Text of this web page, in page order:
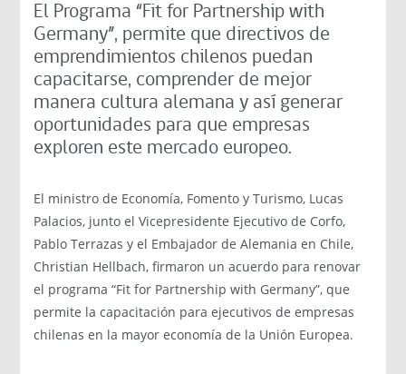
El Programa “Fit for Partnership with
Germany”, permite que directivos de
emprendimientos chilenos puedan
capacitarse, comprender de mejor
manera cultura alemana y así generar
oportunidades para que empresas
exploren este mercado europeo.
El ministro de Economía, Fomento y Turismo, Lucas
Palacios, junto el Vicepresidente Ejecutivo de Corfo,
Pablo Terrazas y el Embajador de Alemania en Chile,
Christian Hellbach, firmaron un acuerdo para renovar
el programa “Fit for Partnership with Germany”, que
permite la capacitación para ejecutivos de empresas
chilenas en la mayor economía de la Unión Europea.